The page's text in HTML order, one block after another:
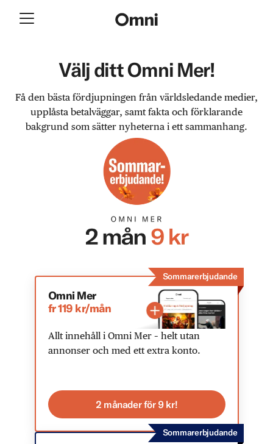
Välj ditt Omni Mer!
Få den bästa fördjupningen från världsledande medier,
upplåsta betalväggar, samt fakta och förklarande
bakgrund som sätter nyheterna i ett sammanhang.
Sommarerbjudande
Omni Mer
fr 119 kr/mån
Allt innehåll i Omni Mer – helt utan
annonser och med ett extra konto.
2 månader för 9 kr!
Sommarerbjudande